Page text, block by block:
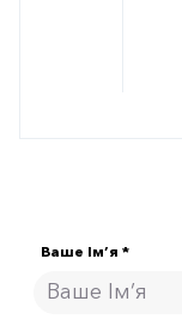
Ваше Ім’я *